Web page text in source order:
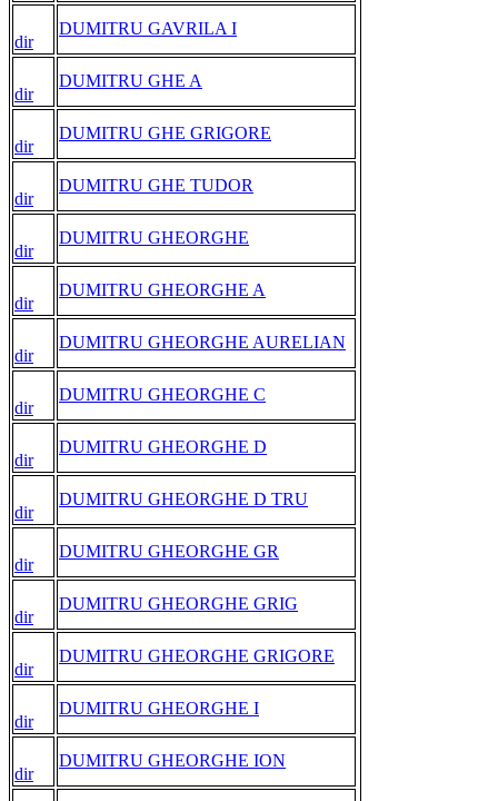
dir
DUMITRU GAVRILA I
dir
DUMITRU GHE A
dir
DUMITRU GHE GRIGORE
dir
DUMITRU GHE TUDOR
dir
DUMITRU GHEORGHE
dir
DUMITRU GHEORGHE A
dir
DUMITRU GHEORGHE AURELIAN
dir
DUMITRU GHEORGHE C
dir
DUMITRU GHEORGHE D
dir
DUMITRU GHEORGHE D TRU
dir
DUMITRU GHEORGHE GR
dir
DUMITRU GHEORGHE GRIG
dir
DUMITRU GHEORGHE GRIGORE
dir
DUMITRU GHEORGHE I
dir
DUMITRU GHEORGHE ION